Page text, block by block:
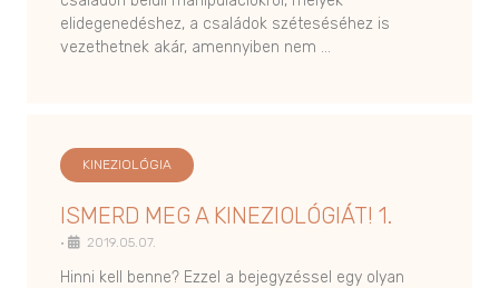
elidegenedéshez, a családok széteséséhez is
vezethetnek akár, amennyiben nem …
KINEZIOLÓGIA
ISMERD MEG A KINEZIOLÓGIÁT! 1.
• 2019.05.07.
Hinni kell benne? Ezzel a bejegyzéssel egy olyan